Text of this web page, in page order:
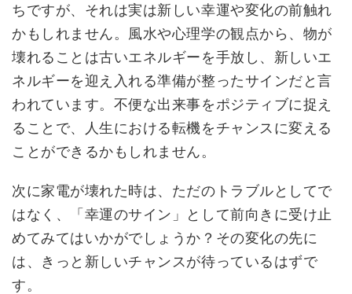
ちですが、それは実は新しい幸運や変化の前触れ
かもしれません。風水や心理学の観点から、物が
壊れることは古いエネルギーを手放し、新しいエ
ネルギーを迎え入れる準備が整ったサインだと言
われています。不便な出来事をポジティブに捉え
ることで、人生における転機をチャンスに変える
ことができるかもしれません。
次に家電が壊れた時は、ただのトラブルとしてで
はなく、「幸運のサイン」として前向きに受け止
めてみてはいかがでしょうか？その変化の先に
は、きっと新しいチャンスが待っているはずで
す。